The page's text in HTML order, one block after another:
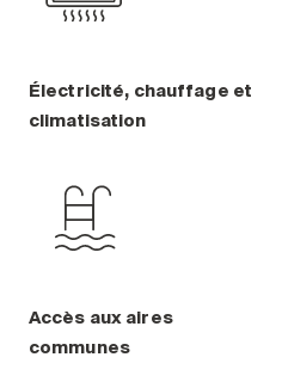
Électricité, chauffage et
climatisation
Accès aux aires
communes